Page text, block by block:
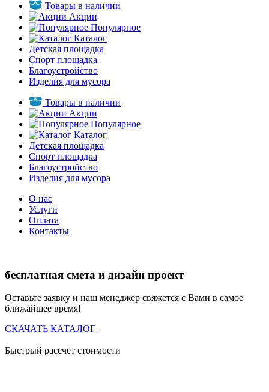
Товары в наличии
Акции
Популярное
Каталог
Детская площадка
Спорт площадка
Благоустройство
Изделия для мусора
Товары в наличии
Акции
Популярное
Каталог
Детская площадка
Спорт площадка
Благоустройство
Изделия для мусора
О нас
Услуги
Оплата
Контакты
бесплатная смета и дизайн проект
Оставьте заявку и наш менеджер свяжется с Вами в самое
ближайшее время!
СКАЧАТЬ КАТАЛОГ
Быстрый рассчёт стоимости